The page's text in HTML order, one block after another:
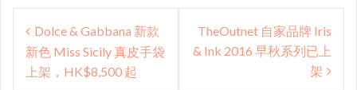
Post
navigation
Dolce & Gabbana 新款
新色 Miss Sicily 真皮手袋
上架，HK$8,500 起
TheOutnet 自家品牌 Iris
& Ink 2016 早秋系列已上
架